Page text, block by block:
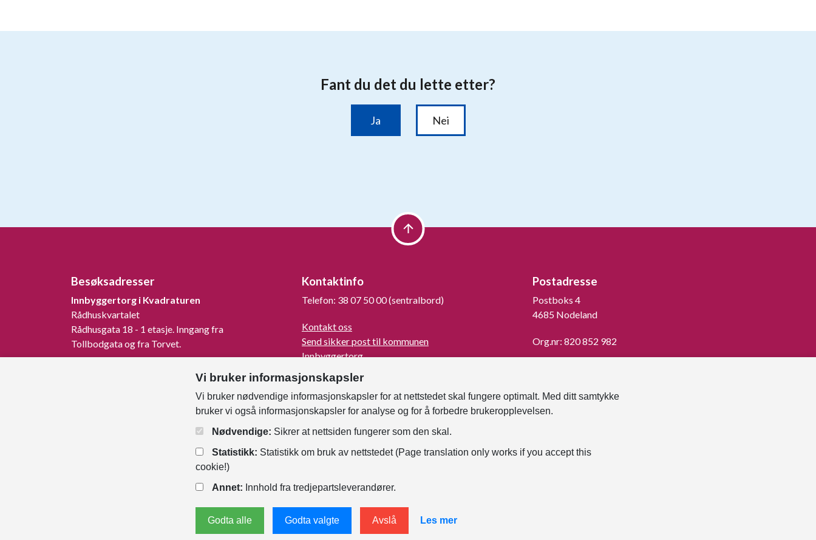
Besøksadresser
Innbyggertorg i Kvadraturen
Rådhuskvartalet
Rådhusgata 18 - 1 etasje. Inngang fra
Tollbodgata og fra Torvet.
Songdalsvegen 53, 4645 Nodeland.
Kontaktinfo
Telefon: 38 07 50 00 (sentralbord)
Kontakt oss
Send sikker post til kommunen
Innbyggertorg
Turistinformasjon
For mediene
Kunngjøringer og høringer
Om Kristiansand
Faktura til kommunen
Postadresse
Postboks 4
4685 Nodeland
Org.nr: 820 852 982
Personvernerklæring Endre informasjonskapsler
Vi bruker informasjonskapsler
Vi bruker nødvendige informasjonskapsler for at nettstedet skal fungere optimalt. Med ditt samtykke
bruker vi også informasjonskapsler for analyse og for å forbedre brukeropplevelsen.
Nødvendige: Sikrer at nettsiden fungerer som den skal.
Statistikk: Statistikk om bruk av nettstedet (Page translation only works if you accept this
cookie!)
Annet: Innhold fra tredjepartsleverandører.
Godta alle Godta valgte Avslå Les mer